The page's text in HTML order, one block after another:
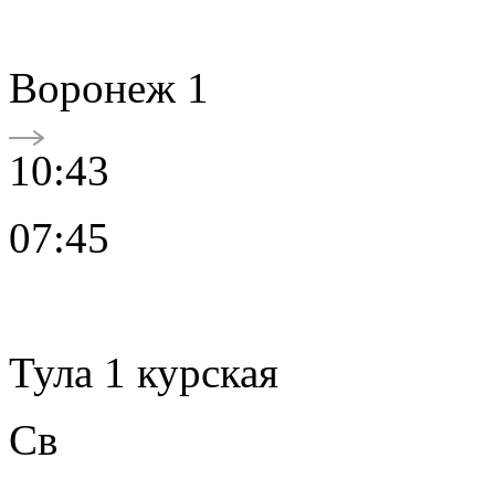
Воронеж 1
10:43
07:45
Тула 1 курская
Св